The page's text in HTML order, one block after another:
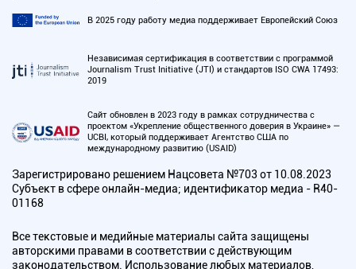
В 2025 году работу медиа поддерживает Европейский Союз
Независимая сертификация в соответствии с программой
Journalism Trust Initiative (JTI) и стандартов ISO CWA 17493:
2019
Сайт обновлен в 2023 году в рамках сотрудничества с
проектом «Укрепление общественного доверия в Украине» —
UCBI, который поддерживает Агентство США по
международному развитию (USAID)
Зарегистрировано решением Нацсовета №703 от 10.08.2023
Субъект в сфере онлайн-медиа; идентификатор медиа - R40-
01168
Все текстовые и медийные материалы сайта защищены
авторскими правами в соответствии с действующим
законодательством. Использование любых материалов,